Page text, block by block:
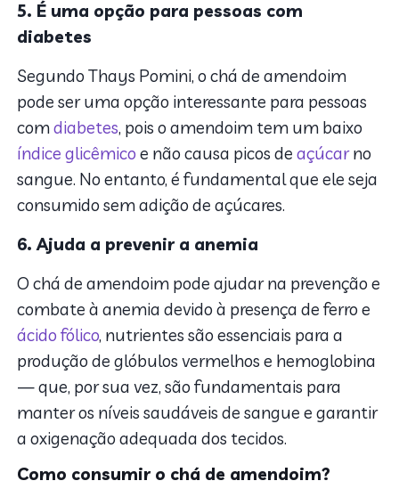
5. É uma opção para pessoas com
diabetes
Segundo Thays Pomini, o chá de amendoim
pode ser uma opção interessante para pessoas
comdiabetes, pois o amendoim tem um baixo
índice glicêmico e não causa picos deaçúcarno
sangue. No entanto, é fundamental que ele seja
consumido sem adição de açúcares.
6. Ajuda a prevenir a anemia
O chá de amendoim pode ajudar na prevenção e
combate à anemia devido à presença de ferro e
ácido fólico, nutrientes são essenciais para a
produção de glóbulos vermelhos e hemoglobina
— que, por sua vez, são fundamentais para
manter os níveis saudáveis de sangue e garantir
a oxigenação adequada dos tecidos.
Como consumir o chá de amendoim?